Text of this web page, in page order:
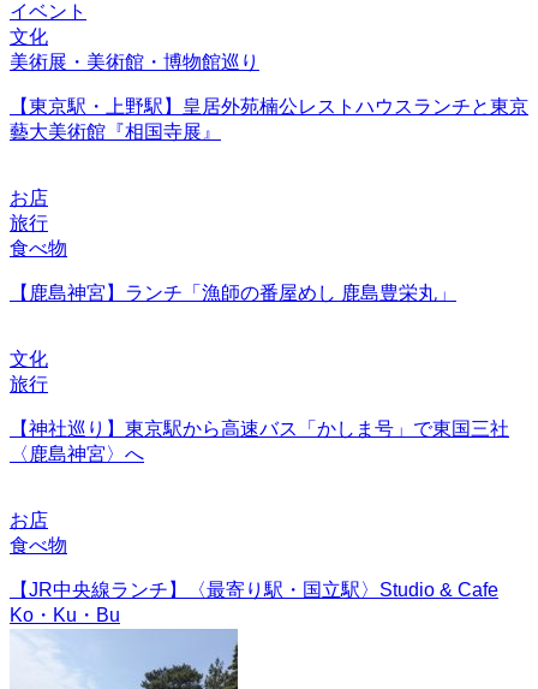
イベント
文化
美術展・美術館・博物館巡り
【東京駅・上野駅】皇居外苑楠公レストハウスランチと東京
藝大美術館『相国寺展』
お店
旅行
食べ物
【鹿島神宮】ランチ「漁師の番屋めし 鹿島豊栄丸」
文化
旅行
【神社巡り】東京駅から高速バス「かしま号」で東国三社
〈鹿島神宮〉へ
お店
食べ物
【JR中央線ランチ】〈最寄り駅・国立駅〉Studio & Cafe
Ko・Ku・Bu